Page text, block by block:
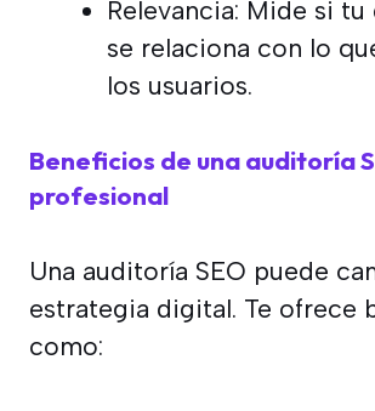
Relevancia: Mide si
se relaciona con lo
los usuarios.
Beneficios de una auditoría
profesional
Una auditoría SEO puede
estrategia digital. Te ofrece
como: